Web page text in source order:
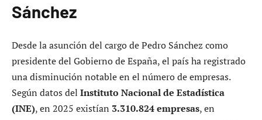
Sánchez
Desde la asunción del cargo de Pedro Sánchez como
presidente del Gobierno de España, el país ha registrado
una disminución notable en el número de empresas.
Según datos del Instituto Nacional de Estadística
(INE), en 2025 existían 3.310.824 empresas, en